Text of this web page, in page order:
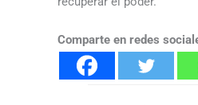
Comparte en redes